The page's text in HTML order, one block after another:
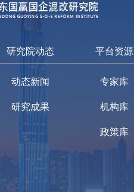
研究院动态 平台资源
动态新闻
研究成果
专家库
机构库
政策库